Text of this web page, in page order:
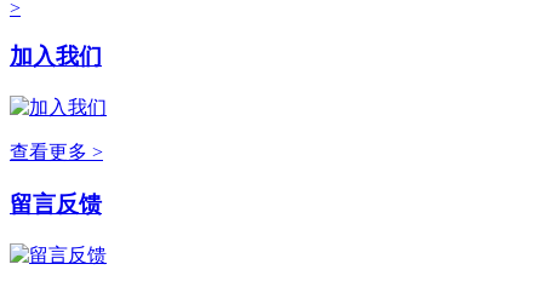
>
加入我们
查看更多 >
留言反馈